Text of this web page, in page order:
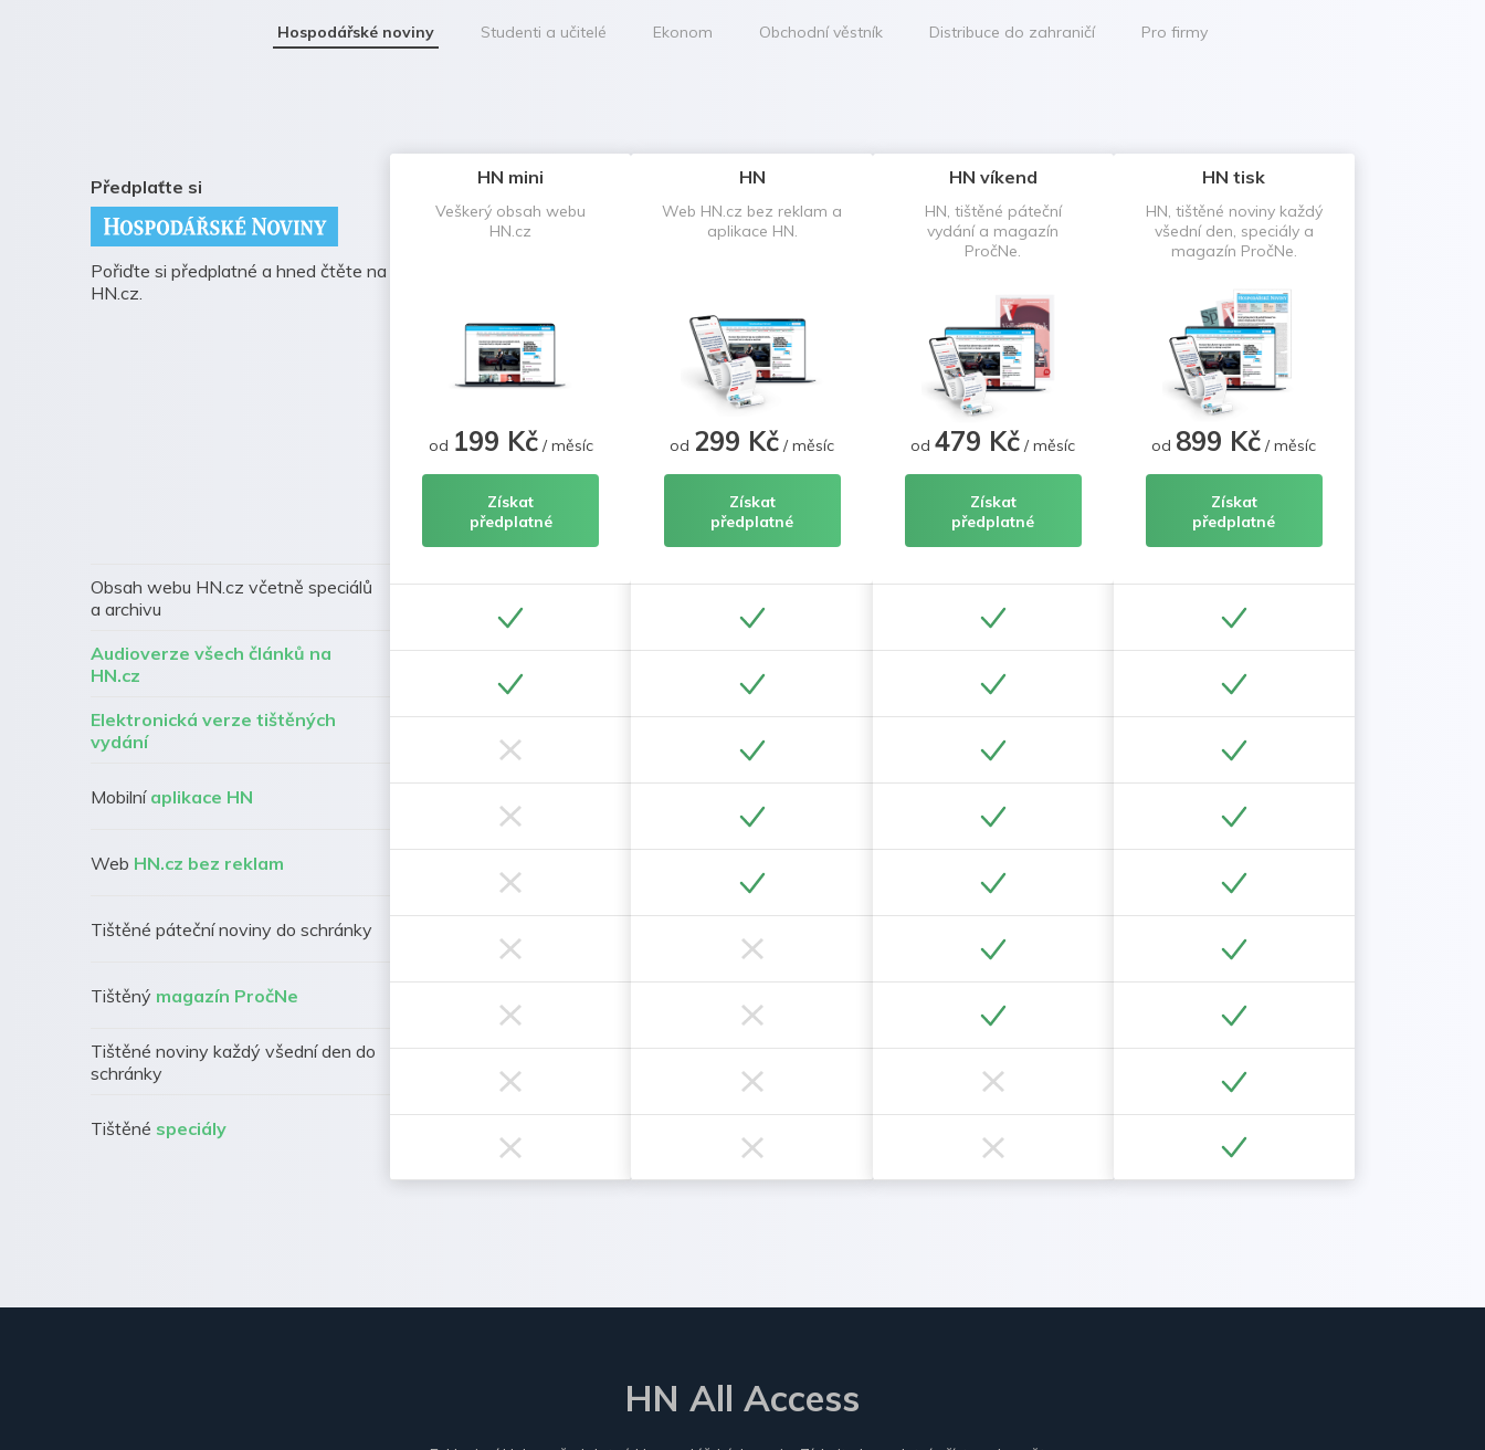
Hospodářské noviny Studenti a učitelé Ekonom Obchodní věstník Distribuce do zahraničí Pro firmy
Předplaťte si
Pořiďte si předplatné a hned čtěte na
HN.cz.
Obsah webu HN.cz včetně speciálů
a archivu
Audioverze všech článků na
HN.cz
Elektronická verze tištěných
vydání
Mobilní aplikace HN
Web HN.cz bez reklam
Tištěné páteční noviny do schránky
Tištěný magazín PročNe
Tištěné noviny každý všední den do
schránky
Tištěné speciály
HN mini
Veškerý obsah webu
HN.cz
od 199 Kč/ měsíc
Získat
předplatné
HN
Web HN.cz bez reklam a
aplikace HN.
od 299 Kč / měsíc
Získat
předplatné
HN víkend
HN, tištěné páteční
vydání a magazín
PročNe.
od479 Kč / měsíc
Získat
předplatné
HN tisk
HN, tištěné noviny každý
všední den, speciály a
magazín PročNe.
od 899 Kč / měsíc
Získat
předplatné
HN All Access